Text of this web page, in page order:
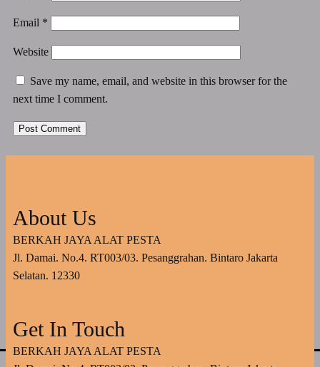
Email *
Website
Save my name, email, and website in this browser for the
next time I comment.
About Us
BERKAH JAYA ALAT PESTA
Jl. Damai. No.4. RT003/03. Pesanggrahan. Bintaro Jakarta
Selatan. 12330
Get In Touch
BERKAH JAYA ALAT PESTA